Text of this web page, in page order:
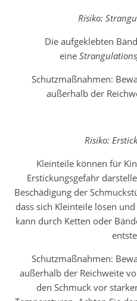
Risiko:
Die aufgeklebten
eine
Schutzmaßnahmen:
außerhalb der
Risiko:
Kleinteile können für
Erstickungsgefahr
Beschädigung der
dass sich Kleinteile lösen
kann durch Ketten oder
Schutzmaßnahmen:
außerhalb der Reichweite
den Schmuck vor